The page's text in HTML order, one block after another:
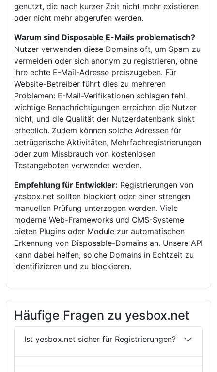
genutzt, die nach kurzer Zeit nicht mehr existieren
oder nicht mehr abgerufen werden.
Warum sind Disposable E-Mails problematisch?
Nutzer verwenden diese Domains oft, um Spam zu
vermeiden oder sich anonym zu registrieren, ohne
ihre echte E-Mail-Adresse preiszugeben. Für
Website-Betreiber führt dies zu mehreren
Problemen: E-Mail-Verifikationen schlagen fehl,
wichtige Benachrichtigungen erreichen die Nutzer
nicht, und die Qualität der Nutzerdatenbank sinkt
erheblich. Zudem können solche Adressen für
betrügerische Aktivitäten, Mehrfachregistrierungen
oder zum Missbrauch von kostenlosen
Testangeboten verwendet werden.
Empfehlung für Entwickler: Registrierungen von
yesbox.net sollten blockiert oder einer strengen
manuellen Prüfung unterzogen werden. Viele
moderne Web-Frameworks und CMS-Systeme
bieten Plugins oder Module zur automatischen
Erkennung von Disposable-Domains an. Unsere API
kann dabei helfen, solche Domains in Echtzeit zu
identifizieren und zu blockieren.
Häufige Fragen zu yesbox.net
Ist yesbox.net sicher für Registrierungen?